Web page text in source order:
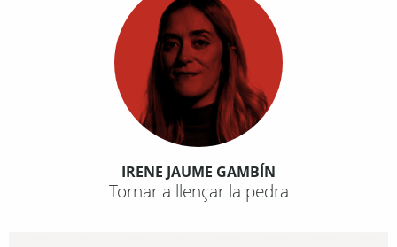
IRENE JAUME GAMBÍN
Tornar a llençar la pedra